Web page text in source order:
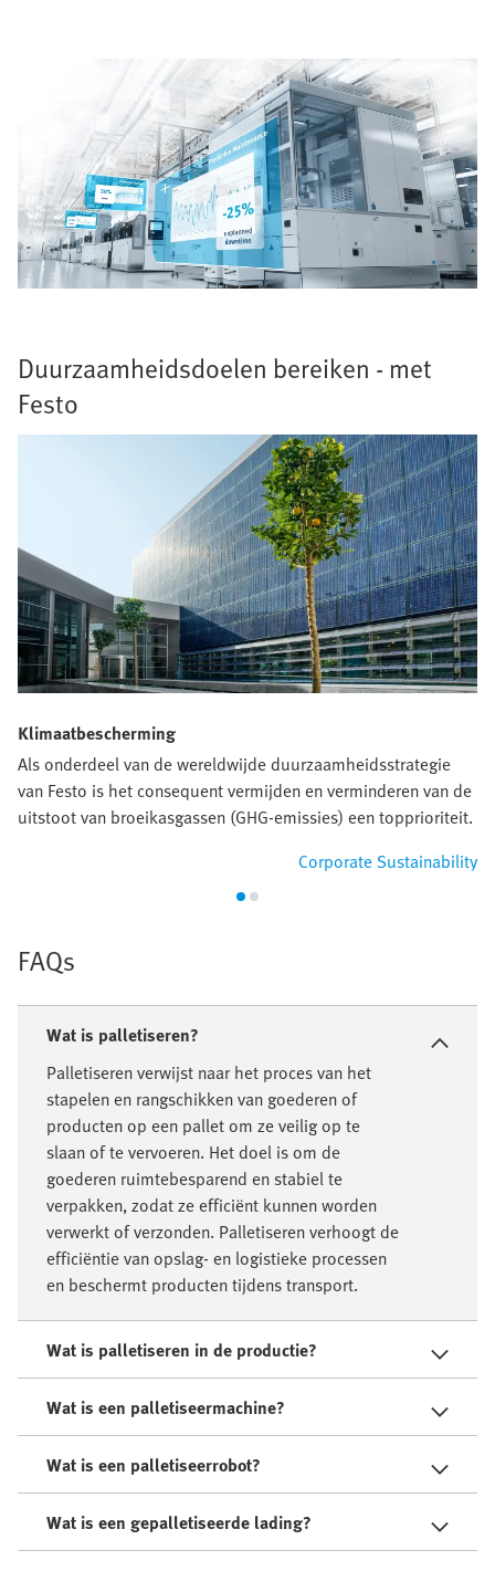
Duurzaamheidsdoelen bereiken - met
Festo
Klimaatbescherming
Als onderdeel van de wereldwijde duurzaamheidsstrategie
van Festo is het consequent vermijden en verminderen van de
uitstoot van broeikasgassen (GHG-emissies) een topprioriteit.
Corporate Sustainability
FAQs
Wat is palletiseren?
Palletiseren verwijst naar het proces van het
stapelen en rangschikken van goederen of
producten op een pallet om ze veilig op te
slaan of te vervoeren. Het doel is om de
goederen ruimtebesparend en stabiel te
verpakken, zodat ze efficiënt kunnen worden
verwerkt of verzonden. Palletiseren verhoogt de
efficiëntie van opslag- en logistieke processen
en beschermt producten tijdens transport.
Wat is palletiseren in de productie?
Wat is een palletiseermachine?
Wat is een palletiseerrobot?
Wat is een gepalletiseerde lading?